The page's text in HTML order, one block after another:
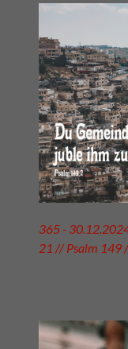
365 -
21 // Psalm 149